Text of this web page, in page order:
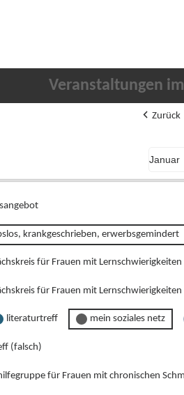
Veranstaltungen
Zurück
krankgeschrieben, erwerbsgemindert
für Frauen mit Lernschwierigkeiten
für Frauen mit Lernschwierigkeiten
literaturtreff mein soziales netz
(falsch)
für Frauen mit chronischen